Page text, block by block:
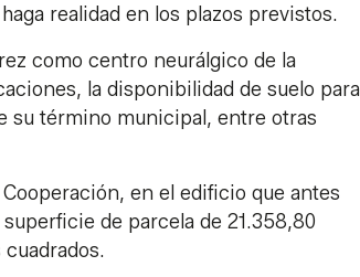
realidad en los plazos previstos.
como centro neurálgico de la
la disponibilidad de suelo para
su término municipal, entre otras
en el edificio que antes
de parcela de 21.358,80